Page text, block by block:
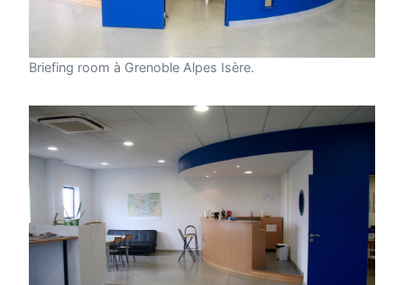
Briefing room à Grenoble Alpes Isère.